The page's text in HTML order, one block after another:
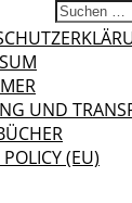
UND
(EU)